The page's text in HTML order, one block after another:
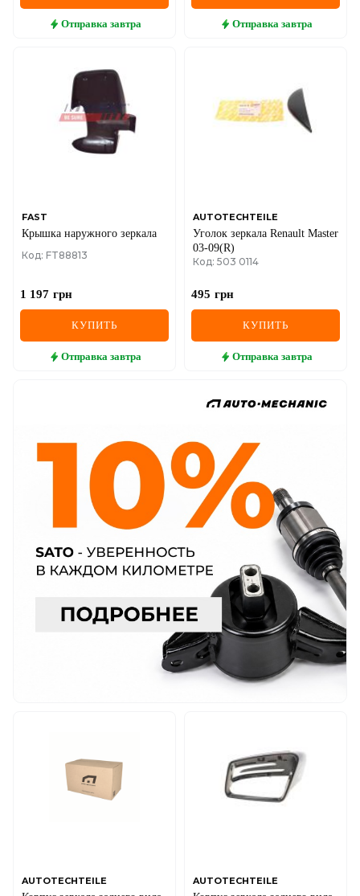
TESLA
VOLVO
Отправка завтра Отправка завтра
FAST
Крышка наружного зеркала
Код: FT88813
1 197 грн
КУПИТЬ
Отправка завтра
AUTOTECHTEILE
Уголок зеркала Renault Master
03-09(R)
Код: 503 0114
495 грн
КУПИТЬ
Отправка завтра
AUTOTECHTEILE AUTOTECHTEILE